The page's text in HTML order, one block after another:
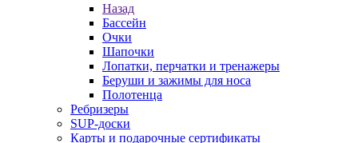
Назад
Бассейн
Очки
Шапочки
Лопатки, перчатки и тренажеры
Беруши и зажимы для носа
Полотенца
Ребризеры
SUP-доски
Карты и подарочные сертификаты